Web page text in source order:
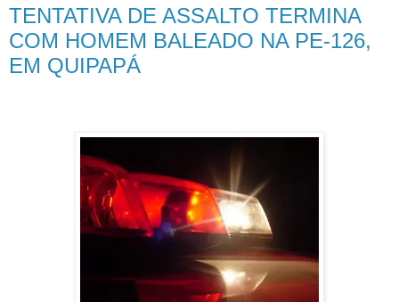
TENTATIVA DE ASSALTO TERMINA
COM HOMEM BALEADO NA PE-126,
EM QUIPAPÁ